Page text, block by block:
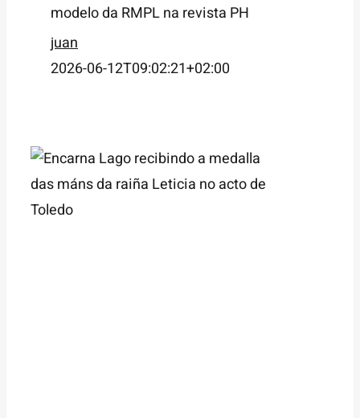
modelo da RMPL na revista PH
juan
2026-06-12T09:02:21+02:00